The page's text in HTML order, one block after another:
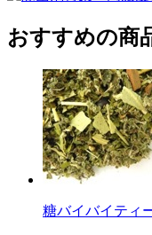
おすすめの商
糖バイバイティ